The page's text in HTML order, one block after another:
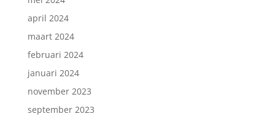
april 2024
maart 2024
februari 2024
januari 2024
november 2023
september 2023